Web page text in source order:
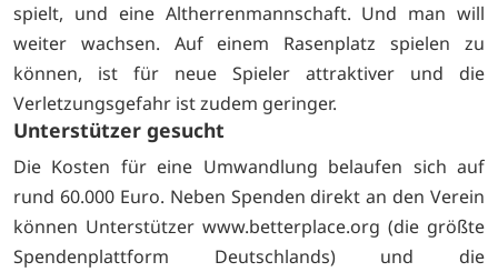
spielt, und eine Altherrenmannschaft. Und man will
weiter wachsen. Auf einem Rasenplatz spielen zu
können, ist für neue Spieler attraktiver und die
Verletzungsgefahr ist zudem geringer.
Unterstützer gesucht
Die Kosten für eine Umwandlung belaufen sich auf
rund 60.000 Euro. Neben Spenden direkt an den Verein
können Unterstützer www.betterplace.org (die größte
Spendenplattform Deutschlands) und die